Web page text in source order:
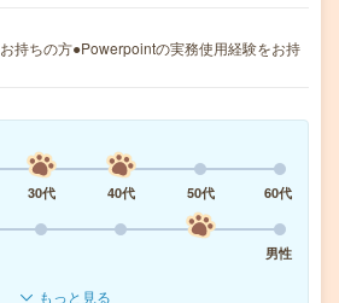
持ちの方●Powerpointの実務使用経験をお持
30代 40代 50代
60代
男性
もっと見る